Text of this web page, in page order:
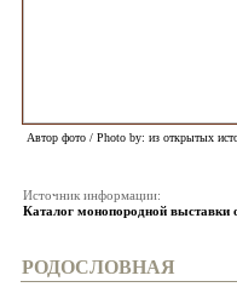
Автор фото / Photo by: из открытых
Источник информации:
Каталог монопородной выставки
РОДОСЛОВНАЯ